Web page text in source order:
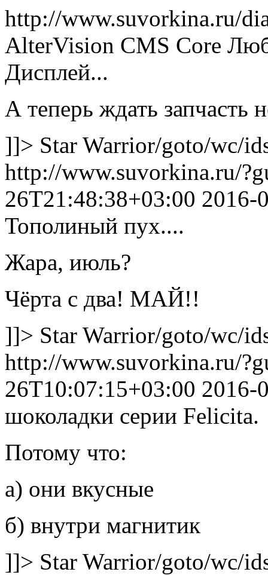
http://www.suvorkina.ru/
AlterVision CMS Core
Дисплей...
А теперь ждать запчасть
]]> Star Warrior/goto/wc/
http://www.suvorkina.ru/
26T21:48:38+03:00 2016-
Тополиный пух....
Жара, июль?
Чёрта с два! МАЙ!!
]]> Star Warrior/goto/wc/
http://www.suvorkina.ru/
26T10:07:15+03:00 2016-
шоколадки серии Felicita.
Потому что:
а) они вкусные
б) внутри магнитик
]]> Star Warrior/goto/wc/